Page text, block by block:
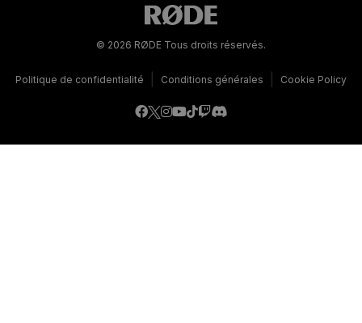
© 2026 RØDE Tous droits réservés.
Politique de confidentialité Conditions générales Cookie Policy